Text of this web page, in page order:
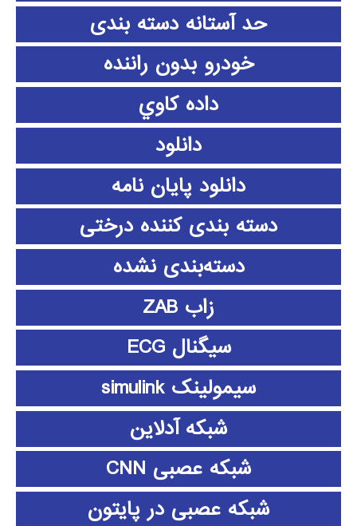
حد آستانه دسته بندی
خودرو بدون راننده
داده كاوي
دانلود
دانلود پايان نامه
دسته بندی کننده درختی
دسته‌بندی نشده
زاب ZAB
سیگنال ECG
سیمولینک simulink
شبکه آدلاین
شبکه عصبی CNN
شبکه عصبی در پایتون